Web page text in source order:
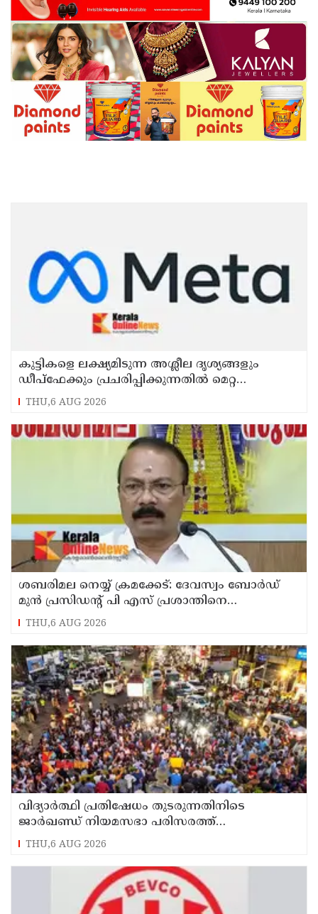
കുട്ടികളെ ലക്ഷ്യമിടുന്ന അശ്ലീല ദൃശ്യങ്ങളും
ഡീപ്ഫേക്കും പ്രചരിപ്പിക്കുന്നതില്‍ മെറ്റ
കേന്ദ്രത്തോട് മാപ്പ് പറഞ്ഞു
THU,6 AUG 2026
ശബരിമല നെയ്യ് ക്രമക്കേട്: ദേവസ്വം ബോര്‍ഡ്
മുന്‍ പ്രസിഡന്റ് പി എസ് പ്രശാന്തിനെ
പ്രതിയാക്കും: ദേവസ്വം വിജിലന്‍സ്
THU,6 AUG 2026
വിദ്യാര്‍ത്ഥി പ്രതിഷേധം തുടരുന്നതിനിടെ
ജാര്‍ഖണ്ഡ് നിയമസഭാ പരിസരത്ത്
നിരോധനാജ്ഞ
THU,6 AUG 2026